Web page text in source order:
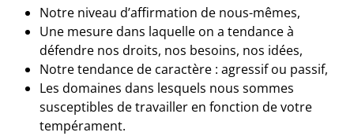
Notre niveau d’affirmation de nous-mêmes,
Une mesure dans laquelle on a tendance à
défendre nos droits, nos besoins, nos idées,
Notre tendance de caractère : agressif ou passif,
Les domaines dans lesquels nous sommes
susceptibles de travailler en fonction de votre
tempérament.